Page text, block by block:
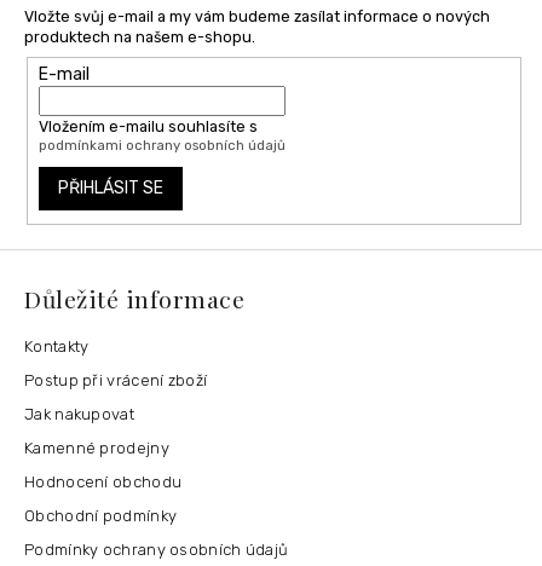
Vložte svůj e-mail a my vám budeme zasílat informace o nových
produktech na našem e-shopu.
E-mail
Vložením e-mailu souhlasíte s
podmínkami ochrany osobních údajů
PŘIHLÁSIT SE
Důležité informace
Kontakty
Postup při vrácení zboží
Jak nakupovat
Kamenné prodejny
Hodnocení obchodu
Obchodní podmínky
Podmínky ochrany osobních údajů